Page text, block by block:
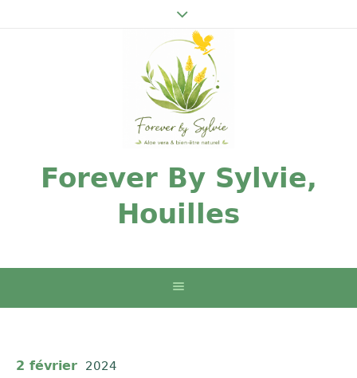
Forever By Sylvie,
Houilles
2 février 2024